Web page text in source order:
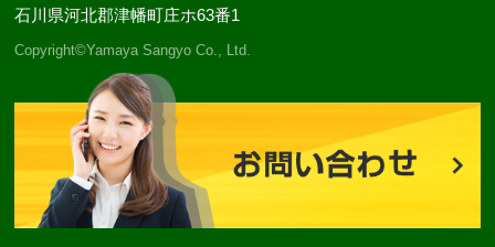
石川県河北郡津幡町庄ホ63番1
Copyright©Yamaya Sangyo Co., Ltd.